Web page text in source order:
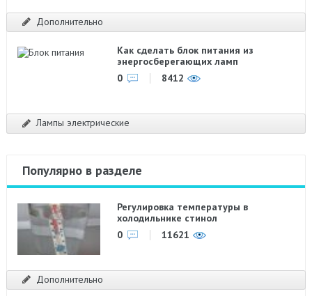
Дополнительно
Как сделать блок питания из
энергосберегающих ламп
0
8412
Лампы электрические
Популярно в разделе
Регулировка температуры в
холодильнике стинол
0
11621
Дополнительно